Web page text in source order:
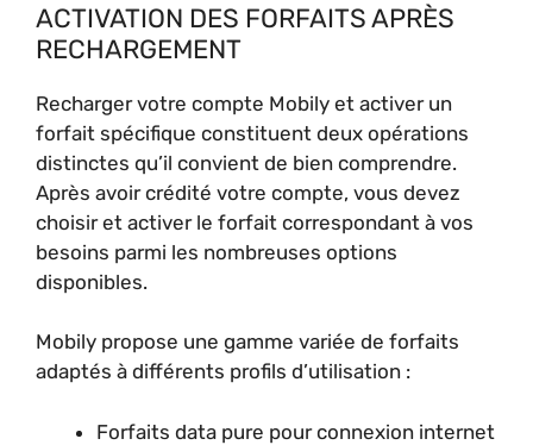
ACTIVATION DES FORFAITS APRÈS
RECHARGEMENT
Recharger votre compte Mobily et activer un
forfait spécifique constituent deux opérations
distinctes qu’il convient de bien comprendre.
Après avoir crédité votre compte, vous devez
choisir et activer le forfait correspondant à vos
besoins parmi les nombreuses options
disponibles.
Mobily propose une gamme variée de forfaits
adaptés à différents profils d’utilisation :
Forfaits data pure pour connexion internet